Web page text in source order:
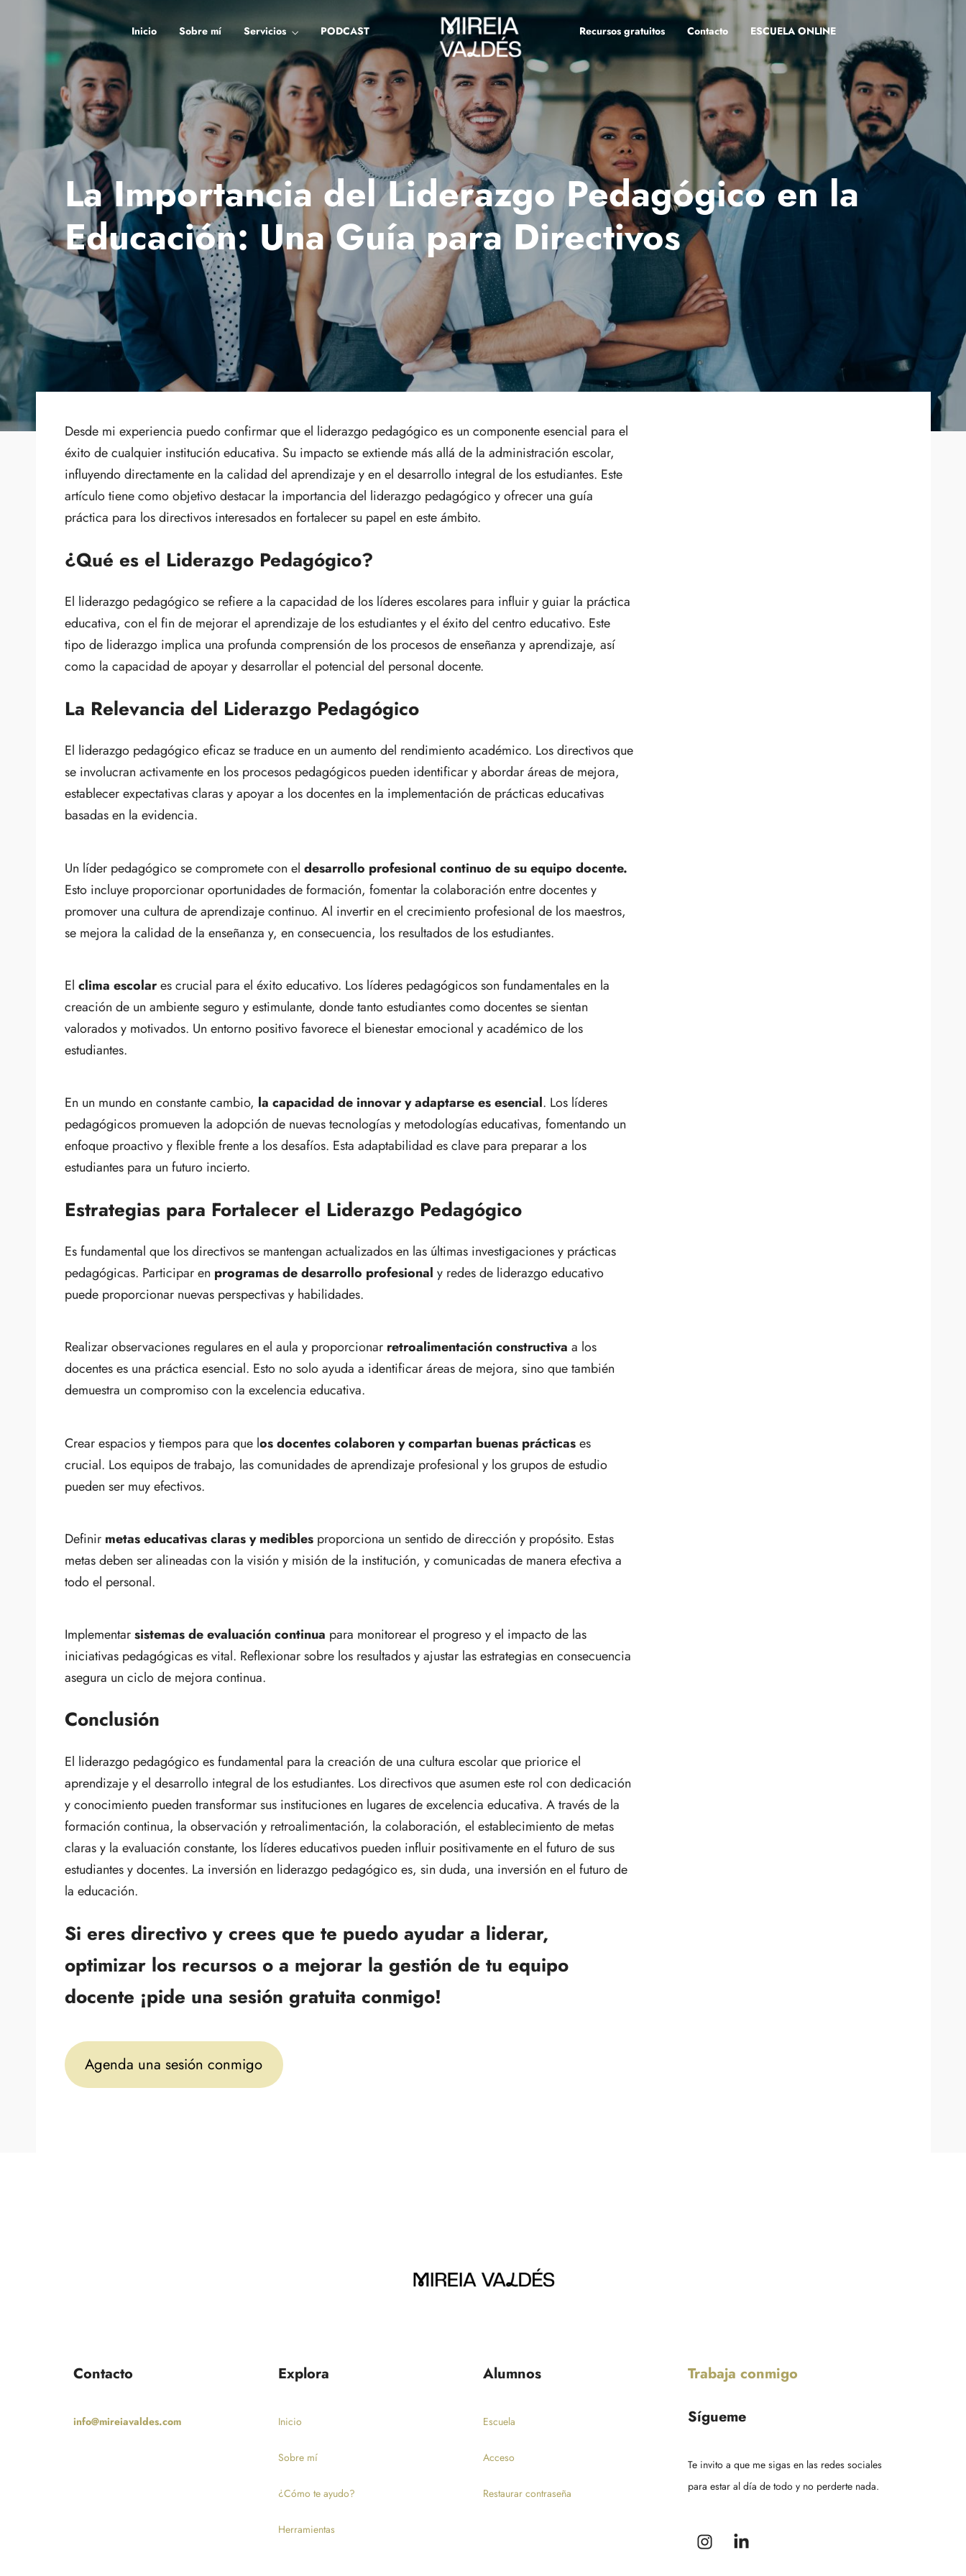
Inicio Sobre mí Servicios PODCAST Recursos gratuitos Contacto ESCUELA ONLINE
La Importancia del Liderazgo Pedagógico en la
Educación: Una Guía para Directivos
Desde mi experiencia puedo confirmar que el liderazgo pedagógico es un componente esencial para el
éxito de cualquier institución educativa. Su impacto se extiende más allá de la administración escolar,
influyendo directamente en la calidad del aprendizaje y en el desarrollo integral de los estudiantes. Este
artículo tiene como objetivo destacar la importancia del liderazgo pedagógico y ofrecer una guía
práctica para los directivos interesados en fortalecer su papel en este ámbito.
¿Qué es el Liderazgo Pedagógico?
El liderazgo pedagógico se refiere a la capacidad de los líderes escolares para influir y guiar la práctica
educativa, con el fin de mejorar el aprendizaje de los estudiantes y el éxito del centro educativo. Este
tipo de liderazgo implica una profunda comprensión de los procesos de enseñanza y aprendizaje, así
como la capacidad de apoyar y desarrollar el potencial del personal docente.
La Relevancia del Liderazgo Pedagógico
El liderazgo pedagógico eficaz se traduce en un aumento del rendimiento académico. Los directivos que
se involucran activamente en los procesos pedagógicos pueden identificar y abordar áreas de mejora,
establecer expectativas claras y apoyar a los docentes en la implementación de prácticas educativas
basadas en la evidencia.
Un líder pedagógico se compromete con el desarrollo profesional continuo de su equipo docente.
Esto incluye proporcionar oportunidades de formación, fomentar la colaboración entre docentes y
promover una cultura de aprendizaje continuo. Al invertir en el crecimiento profesional de los maestros,
se mejora la calidad de la enseñanza y, en consecuencia, los resultados de los estudiantes.
El clima escolares crucial para el éxito educativo. Los líderes pedagógicos son fundamentales en la
creación de un ambiente seguro y estimulante, donde tanto estudiantes como docentes se sientan
valorados y motivados. Un entorno positivo favorece el bienestar emocional y académico de los
estudiantes.
En un mundo en constante cambio, la capacidad de innovar y adaptarse es esencial. Los líderes
pedagógicos promueven la adopción de nuevas tecnologías y metodologías educativas, fomentando un
enfoque proactivo y flexible frente a los desafíos. Esta adaptabilidad es clave para preparar a los
estudiantes para un futuro incierto.
Estrategias para Fortalecer el Liderazgo Pedagógico
Es fundamental que los directivos se mantengan actualizados en las últimas investigaciones y prácticas
pedagógicas. Participar en programas de desarrollo profesional y redes de liderazgo educativo
puede proporcionar nuevas perspectivas y habilidades.
Realizar observaciones regulares en el aula y proporcionar retroalimentación constructiva a los
docentes es una práctica esencial. Esto no solo ayuda a identificar áreas de mejora, sino que también
demuestra un compromiso con la excelencia educativa.
Crear espacios y tiempos para que los docentes colaboren y compartan buenas prácticases
crucial. Los equipos de trabajo, las comunidades de aprendizaje profesional y los grupos de estudio
pueden ser muy efectivos.
Definir metas educativas claras y mediblesproporciona un sentido de dirección y propósito. Estas
metas deben ser alineadas con la visión y misión de la institución, y comunicadas de manera efectiva a
todo el personal.
Implementarsistemas de evaluación continua para monitorear el progreso y el impacto de las
iniciativas pedagógicas es vital. Reflexionar sobre los resultados y ajustar las estrategias en consecuencia
asegura un ciclo de mejora continua.
Conclusión
El liderazgo pedagógico es fundamental para la creación de una cultura escolar que priorice el
aprendizaje y el desarrollo integral de los estudiantes. Los directivos que asumen este rol con dedicación
y conocimiento pueden transformar sus instituciones en lugares de excelencia educativa. A través de la
formación continua, la observación y retroalimentación, la colaboración, el establecimiento de metas
claras y la evaluación constante, los líderes educativos pueden influir positivamente en el futuro de sus
estudiantes y docentes. La inversión en liderazgo pedagógico es, sin duda, una inversión en el futuro de
la educación.
Si eres directivo y crees que te puedo ayudar a liderar,
optimizar los recursos o a mejorar la gestión de tu equipo
docente ¡pide una sesión gratuita conmigo!
Agenda una sesión conmigo
Contacto
info@mireiavaldes.com
Explora
Inicio
Sobre mí
¿Cómo te ayudo?
Herramientas
Alumnos
Escuela
Acceso
Restaurar contraseña
Trabaja conmigo
Sígueme
Te invito a que me sigas en las redes sociales
para estar al día de todo y no perderte nada.